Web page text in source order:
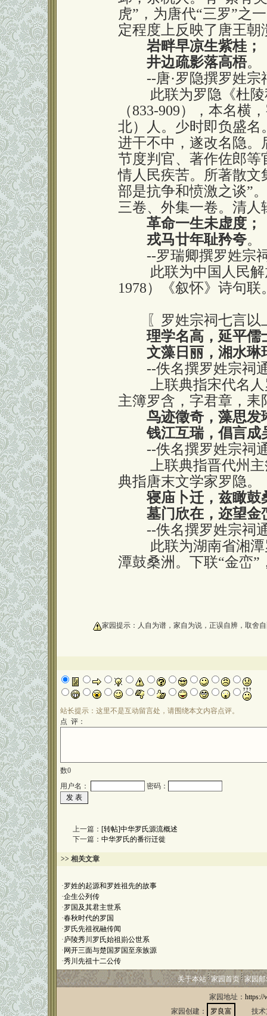
虎”，为唐代“三罗”之
定程度上反映了唐王
岩畔早凉生紫桂；
井边疏影落高梧。
--唐·罗隐撰罗姓宗
此联为罗隐《杜陵
（833-909），本名横
北）人。少时即负盛
进干不中，遂改名隐
节度判官、著作佐郎
情人民疾苦。所著散文
部是抗争和愤激之谈”
三卷、外集一卷。清
革命一生未虚度；
戎马廿年耻矜夸。
--罗瑞卿撰罗姓宗
此联为中国人民解
1978）《叙怀》诗句联
〖罗姓宗祠七言以
理学名高，延平儒
文藻日丽，湘水琳
--佚名撰罗姓宗祠
上联典指宋代名人
主簿罗含，字君章，耒
鸟迹徵奇，藻思发
钱江互瑞，倡言成
--佚名撰罗姓宗祠
上联典指晋代州主
典指唐末文学家罗隐。
寝庙卜迁，兹瞰鼓
墓门欣在，迩望金
--佚名撰罗姓宗祠
此联为湖南省湘潭
潭鼓桑洲。下联“金峦”
家园提示：人自为谱，家自为说，正误自辨，取舍
站长提示：这里不是互动留言处，请围绕本文内容点评。
点 评：
数0
用户名：
密码：
上一篇： [转帖]中华罗氏源流概述
下一篇： 中华罗氏的番衍迁徙
>> 相关文章
·罗姓的起源和罗姓祖先的故事
·企生公列传
·罗国及其君主世系
·春秋时代的罗国
·罗氏先祖祝融传闻
·庐陵秀川罗氏始祖崱公世系
· 网开三面与楚国罗国至亲族源
·秀川先祖十二公传
关于本站 家园首页 家园
家园地址： https://
家园创建：
罗良富 技术